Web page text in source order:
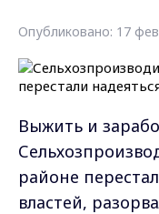
Опубликовано: 17
Выжить и
районе
властей,